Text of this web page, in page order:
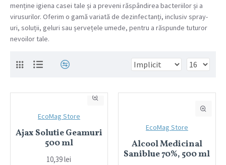
menține igiena casei tale și a preveni răspândirea bacteriilor și a
virusurilor. Oferim o gamă variată de dezinfectanți, inclusiv spray-
uri, soluții, geluri sau șervețele umede, pentru a răspunde tuturor
nevoilor tale.
EcoMag Store
Ajax Solutie Geamuri
500 ml
10,39 lei
EcoMag Store
Alcool Medicinal
Saniblue 70%, 500 ml